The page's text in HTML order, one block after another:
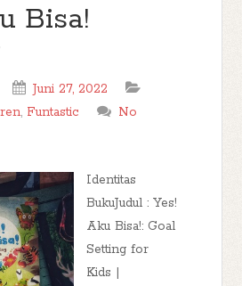
Bisa!
Juni 27, 2022
, Funtastic
No
Identitas
BukuJudul : Yes!
Aku Bisa!: Goal
Setting for
Kids |